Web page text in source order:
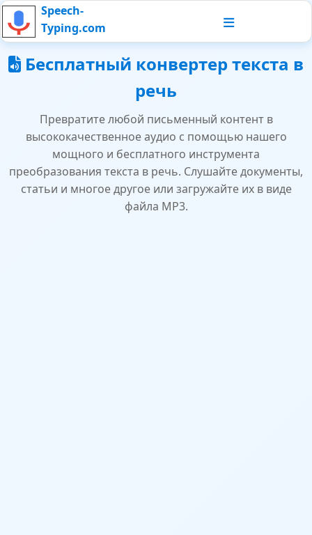
Speech-
Typing.com
Бесплатный конвертер текста в
речь
Превратите любой письменный контент в
высококачественное аудио с помощью нашего
мощного и бесплатного инструмента
преобразования текста в речь. Слушайте документы,
статьи и многое другое или загружайте их в виде
файла MP3.